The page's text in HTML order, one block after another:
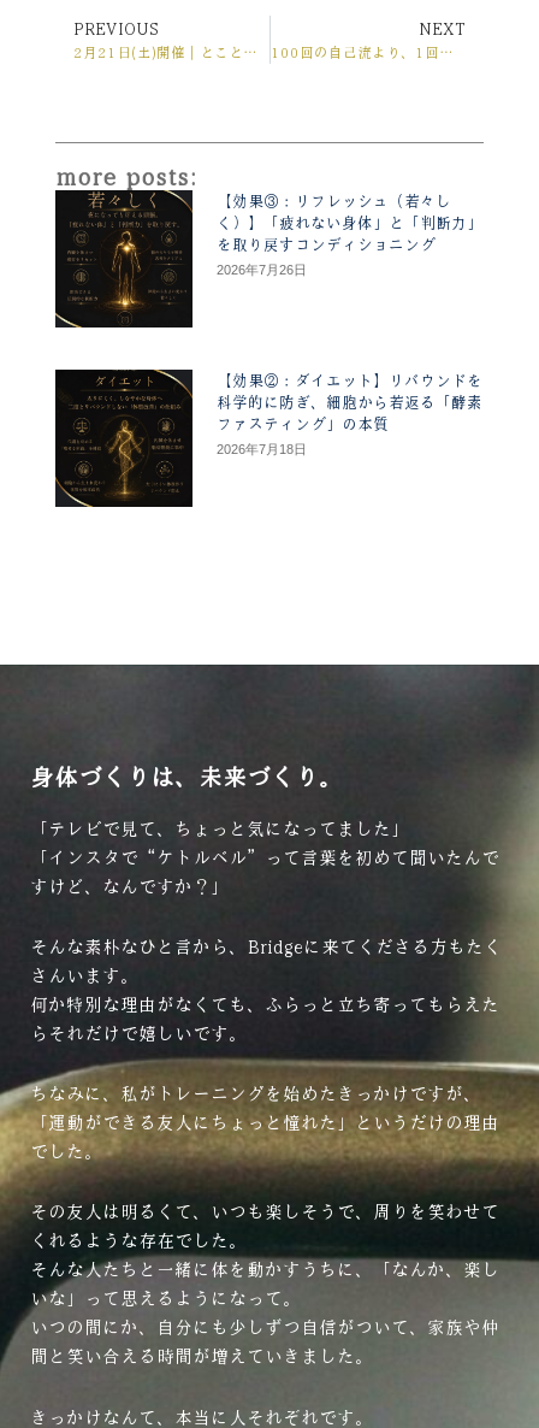
Prev
PREVIOUS
2月21日(土)開催｜とことん動いて、心も体もリフレッシュ！ 「ケトルベル体験会」で、動く楽しさを爆発させよう！
NEXT
100回の自己流より、1回の「正しい再現性」を
more posts:
【効果③：リフレッシュ（若々し
く）】「疲れない身体」と「判断力」
を取り戻すコンディショニング
2026年7月26日
【効果②：ダイエット】リバウンドを
科学的に防ぎ、細胞から若返る「酵素
ファスティング」の本質
2026年7月18日
身体づくりは、未来づくり。
「テレビで見て、ちょっと気になってました」
「インスタで“ケトルベル”って言葉を初めて聞いたんで
すけど、なんですか？」
そんな素朴なひと言から、Bridgeに来てくださる方もたく
さんいます。
何か特別な理由がなくても、ふらっと立ち寄ってもらえた
らそれだけで嬉しいです。
ちなみに、私がトレーニングを始めたきっかけですが、
「運動ができる友人にちょっと憧れた」というだけの理由
でした。
その友人は明るくて、いつも楽しそうで、周りを笑わせて
くれるような存在でした。
そんな人たちと一緒に体を動かすうちに、「なんか、楽し
いな」って思えるようになって。
いつの間にか、自分にも少しずつ自信がついて、家族や仲
間と笑い合える時間が増えていきました。
きっかけなんて、本当に人それぞれです。